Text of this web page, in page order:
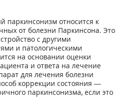
относится к
от болезни Паркинсона. Это
с другими
и патологическими
на основании оценки
и ответа на лечение
для лечения болезни
коррекции состояния —
паркинсонизма, если это